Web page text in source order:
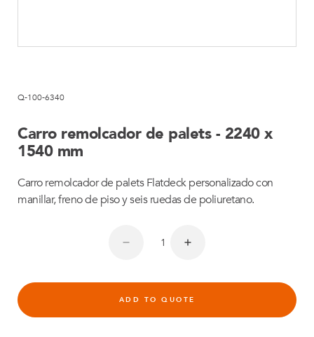
Q-100-6340
Carro remolcador de palets - 2240 x
1540 mm
Carro remolcador de palets Flatdeck personalizado con
manillar, freno de piso y seis ruedas de poliuretano.
ADD TO QUOTE